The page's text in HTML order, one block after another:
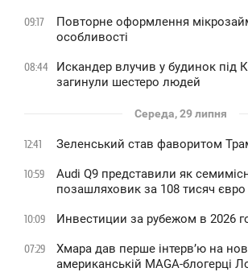
09:17
Повторне оформлення
особливості
08:44
Искандер влучив у будинок під
загинули шестеро людей
Середа, 29 липня
12:41 Зеленський став фаворитом
10:59
Audi Q9 представили як
позашляховик за 108 тисяч євро
10:09 Инвестиции за рубежом в 2026
07:29
Хмара дав перше інтервʼю на
американській MAGA-блогерці